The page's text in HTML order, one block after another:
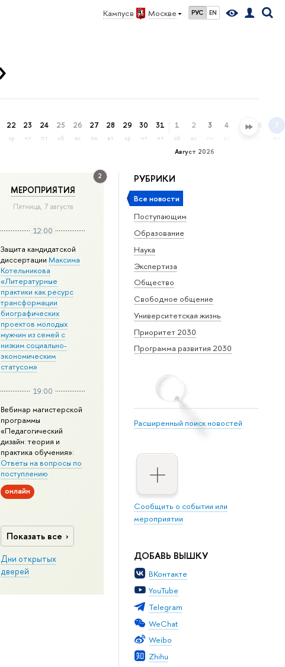
Кампус в Москве РУС EN
22
ср
23
чт
24
пт
25
сб
26
вс
27
пн
28
вт
29
ср
30
чт
31
пт
Август 2026
1
сб
2
вс
3 4 5 6 7
пт
РУБРИКИ
Все новости
Поступающим
Образование
Наука
Экспертиза
Общество
Свободное общение
Университетская жизнь
Приоритет 2030
Программа развития 2030
Расширенный поиск новостей
Сообщить о событии или
мероприятии
ДОБАВЬ ВЫШКУ
ВКонтакте
YouTube
Telegram
WeChat
Weibo
Zhihu
2
МЕРОПРИЯТИЯ
Пятница, 7 августа
12:00
Защита кандидатской
диссертации Максима
Котельникова
«Литературные
практики как ресурс
трансформации
биографических
проектов молодых
мужчин из семей с
низким социально-
экономическим
статусом»
19:00
Вебинар магистерской
программы
«Педагогический
дизайн: теория и
практика обучения»:
Ответы на вопросы по
поступлению
онлайн
Показать все
Дни открытых
дверей